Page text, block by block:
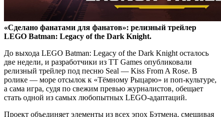
«Сделано фанатами для фанатов»: релизный трейлер
LEGO Batman: Legacy of the Dark Knight.
До выхода LEGO Batman: Legacy of the Dark Knight осталось
две недели, и разработчики из TT Games опубликовали
релизный трейлер под песню Seal — Kiss From A Rose. В
ролике — море отсылок к «Тёмному Рыцарю» и поп-культуре,
а сама игра, судя по свежим превью журналистов, обещает
стать одной из самых любопытных LEGO-адаптаций.
Проект объединяет элементы из всех эпох Бэтмена, смешивая